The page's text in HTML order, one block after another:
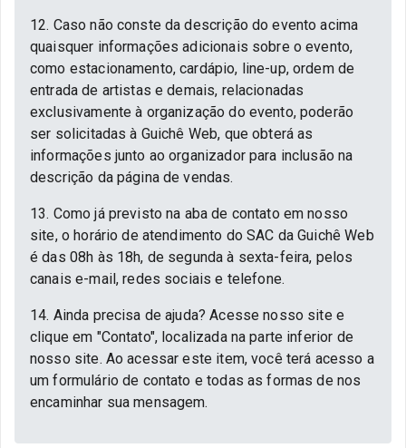
12. Caso não conste da descrição do evento acima
quaisquer informações adicionais sobre o evento,
como estacionamento, cardápio, line-up, ordem de
entrada de artistas e demais, relacionadas
exclusivamente à organização do evento, poderão
ser solicitadas à Guichê Web, que obterá as
informações junto ao organizador para inclusão na
descrição da página de vendas.
13. Como já previsto na aba de contato em nosso
site, o horário de atendimento do SAC da Guichê Web
é das 08h às 18h, de segunda à sexta-feira, pelos
canais e-mail, redes sociais e telefone.
14. Ainda precisa de ajuda? Acesse nosso site e
clique em "Contato", localizada na parte inferior de
nosso site. Ao acessar este item, você terá acesso a
um formulário de contato e todas as formas de nos
encaminhar sua mensagem.